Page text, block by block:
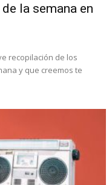
la semana en
recopilación de los
y que creemos te